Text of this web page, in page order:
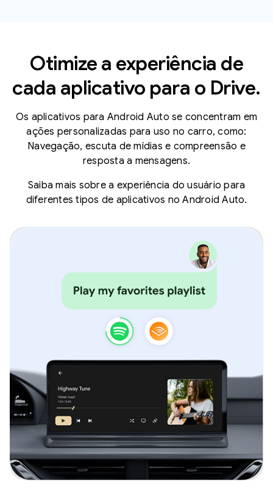
Otimize a experiência de
cada aplicativo para o Drive.
Os aplicativos para Android Auto se concentram em
ações personalizadas para uso no carro, como:
Navegação, escuta de mídias e compreensão e
resposta a mensagens.
Saiba mais sobre a experiência do usuário para
diferentes tipos de aplicativos no Android Auto.